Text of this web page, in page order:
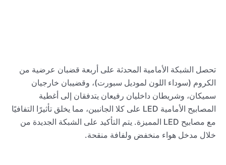
تحصل الشبكة الأمامية المحدثة على أربعة قضبان عرضية من
الكروم (سوداء اللون لموديل سبورت)، وقضيبان خارجيان
سميكان، وشريطان داخليان رفيعان يتدفقان إلى أغطية
المصابيح الأمامية LED على كلا الجانبين، مما يخلق تأثيرًا التفافيًا
مع مصابيح LED المميزة. يتم التأكيد على الشبكة الجديدة من
خلال مدخل هواء منخفض ولفافة منقحة.